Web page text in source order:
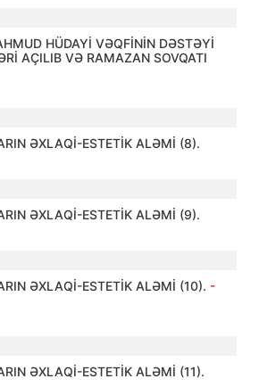
HÜDAYİ VƏQFİNİN DƏSTƏYİ
AÇILIB VƏ RAMAZAN SOVQATI
ƏXLAQİ-ESTETİK ALƏMİ (8).
ƏXLAQİ-ESTETİK ALƏMİ (9).
ƏXLAQİ-ESTETİK ALƏMİ (10). -
ƏXLAQİ-ESTETİK ALƏMİ (11).